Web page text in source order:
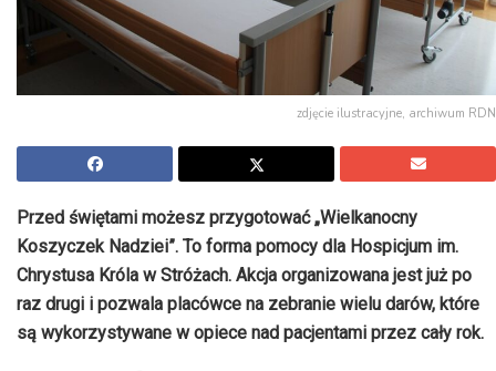
zdjęcie ilustracyjne, archiwum RDN
Przed świętami możesz przygotować „Wielkanocny
Koszyczek Nadziei”. To forma pomocy dla Hospicjum im.
Chrystusa Króla w Stróżach. Akcja organizowana jest już po
raz drugi i pozwala placówce na zebranie wielu darów, które
są wykorzystywane w opiece nad pacjentami przez cały rok.